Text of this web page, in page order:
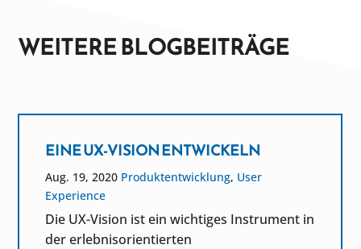
WEITERE BLOGBEITRÄGE
EINE UX-VISION ENTWICKELN
Aug. 19, 2020 Produktentwicklung, User
Experience
Die UX-Vision ist ein wichtiges Instrument in
der erlebnisorientierten